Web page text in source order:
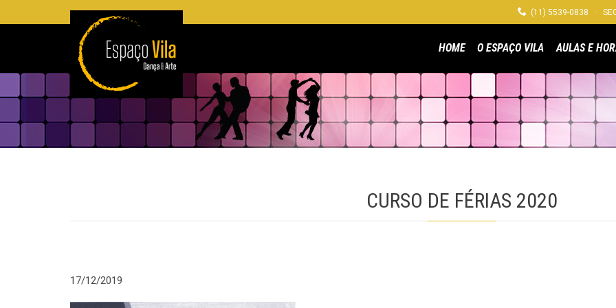
 (11) 5539-0838 ·
HOME O ESPAÇO VILA AULAS E
CURSO DE FÉRIAS 2020
17/12/2019